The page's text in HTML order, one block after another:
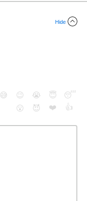
Hide
😅 😉 😭 😇
😴
😮
😈 ❤️ 👍